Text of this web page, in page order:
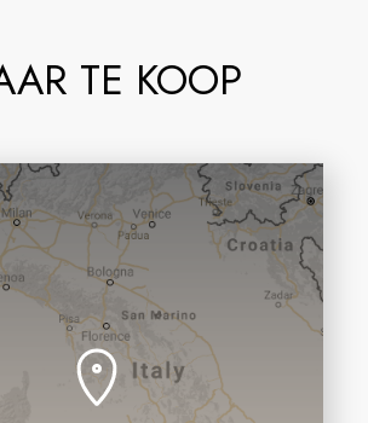
TE KOOP